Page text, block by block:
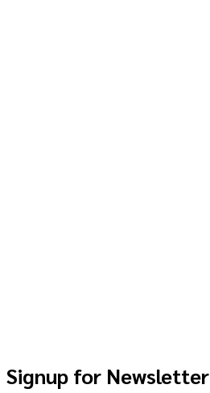
Signup for Newsletter